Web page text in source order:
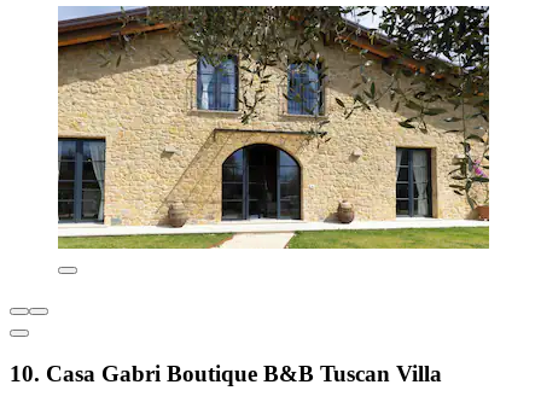
10. Casa Gabri Boutique B&B Tuscan Villa